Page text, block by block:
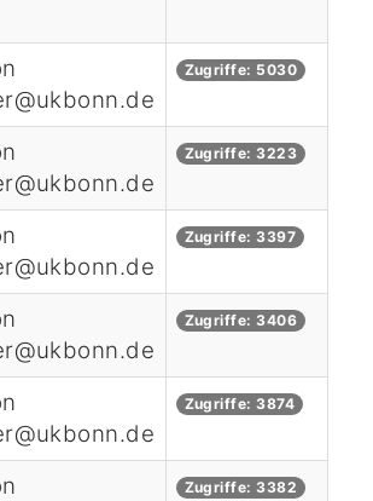
Zugriffe: 5030
Zugriffe: 3223
Zugriffe: 3397
Zugriffe: 3406
Zugriffe: 3874
Zugriffe: 3382